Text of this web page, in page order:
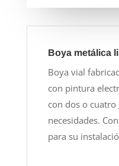
Boya metálica
Boya vial
con pintura
con dos o cuatro
necesidades.
para su